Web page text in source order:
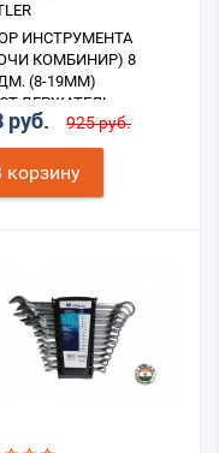
ИНСТРУМЕНТА
КОМБИНИР) 8
(8-19ММ)
руб. 925 руб.
корзину